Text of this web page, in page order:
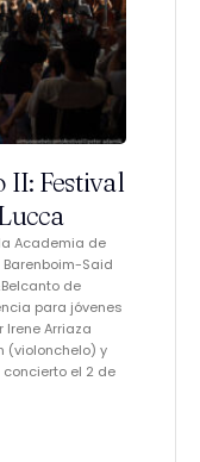
Festival
Academia de
Said
de
para jóvenes
Arriaza
(violonchelo) y
el 2 de